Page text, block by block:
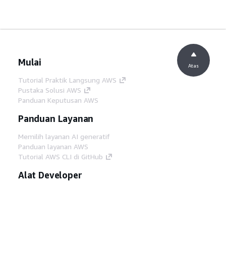
Mulai
Tutorial Praktik Langsung AWS
Pustaka Solusi AWS
Panduan Keputusan AWS
Panduan Layanan
Memilih layanan AI generatif
Panduan layanan AWS
Tutorial AWS CLI di GitHub
Alat Developer
Atas